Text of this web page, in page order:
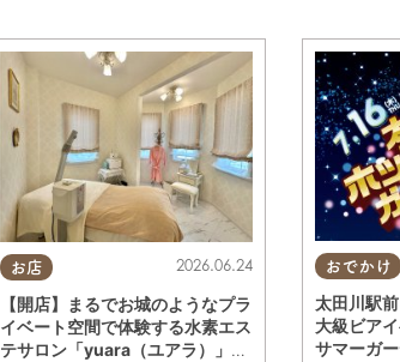
お店 2026.06.24
【開店】まるでお城のようなプラ
イベート空間で体験する水素エス
テサロン「yuara（ユアラ）」が
おでかけ
太田川駅
大級ビア
サマーガ